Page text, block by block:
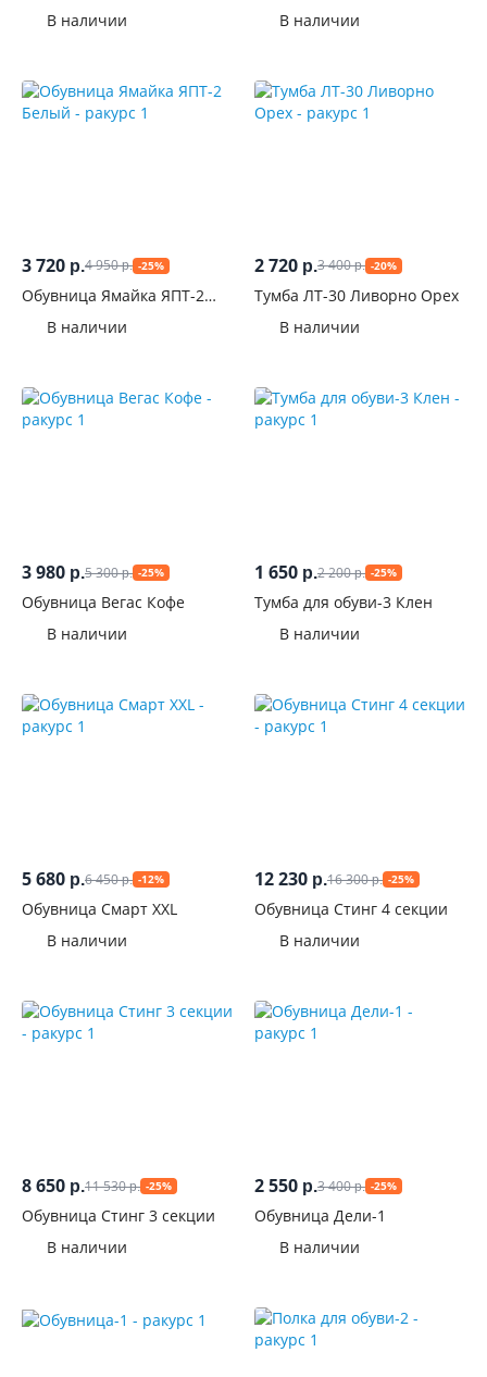
В наличии
В наличии
3 720 р.4 950р. -25%
Обувница Ямайка ЯПТ-2
В наличии
2 720 р.3 400р. -20%
Тумба ЛТ-30 Ливорно Орех
В наличии
3 980 р.5 300р. -25%
Обувница Вегас Кофе
В наличии
1 650 р.2 200р. -25%
Тумба для обуви-3 Клен
В наличии
5 680 р.6 450р. -12%
Обувница Смарт ХXL
В наличии
12 230 р.16 300р. -25%
Обувница Стинг 4 секции
В наличии
8 650 р.11 530р. -25%
Обувница Стинг 3 секции
В наличии
2 550 р.3 400р. -25%
Обувница Дели-1
В наличии
С
фрезеровкой
Производитель